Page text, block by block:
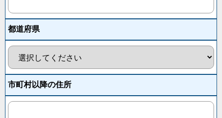
都道府県
市町村以降の住所